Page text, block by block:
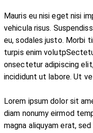
Mauris eu nisi eget nisi
vehicula risus.
eu, sodales justo. Morbi
turpis enim
onsectetur adipiscing
incididunt ut labore. Ut
Lorem ipsum dolor sit
diam nonumy eirmod
magna aliquyam erat,